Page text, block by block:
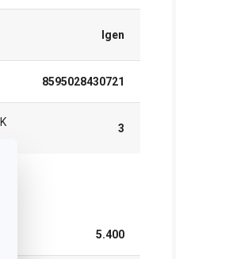
Igen
8595028430721
3
5.400